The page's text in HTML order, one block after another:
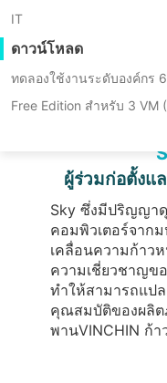
IT
ดาวน์โหลด
ทดลองใช้งานระดับองค์กร
Free Edition สำหรับ 3 VM
ผู้ร่วมก่อตั้งแ
Sky ซึ่งมีปริญญา
คอมพิวเตอร์จาก
เคลื่อนความก้าว
ความเชี่ยวชาญข
ทำให้สามารถแป
คุณสมบัติของผลิ
พานVINCHIN ก้า